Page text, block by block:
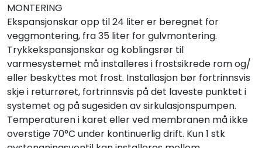
MONTERING
Ekspansjonskar opp til 24 liter er beregnet for
veggmontering, fra 35 liter for gulvmontering.
Trykkekspansjonskar og koblingsrør til
varmesystemet må installeres i frostsikrede rom og/
eller beskyttes mot frost. Installasjon bør fortrinnsvis
skje i returrøret, fortrinnsvis på det laveste punktet i
systemet og på sugesiden av sirkulasjonspumpen.
Temperaturen i karet eller ved membranen må ikke
overstige 70°C under kontinuerlig drift. Kun 1 stk